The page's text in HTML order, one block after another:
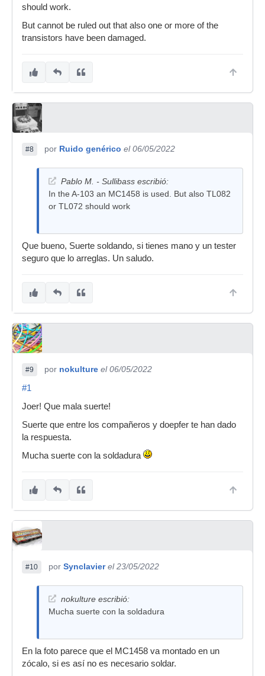
should work.
But cannot be ruled out that also one or more of the
transistors have been damaged.
#8 por Ruido genérico el 06/05/2022
Pablo M. - Sullibass escribió:
In the A-103 an MC1458 is used. But also TL082
or TL072 should work
Que bueno, Suerte soldando, si tienes mano y un tester
seguro que lo arreglas. Un saludo.
#9 por nokulture el 06/05/2022
#1
Joer! Que mala suerte!
Suerte que entre los compañeros y doepfer te han dado
la respuesta.
Mucha suerte con la soldadura
#10 por Synclavier el 23/05/2022
nokulture escribió:
Mucha suerte con la soldadura
En la foto parece que el MC1458 va montado en un
zócalo, si es así no es necesario soldar.